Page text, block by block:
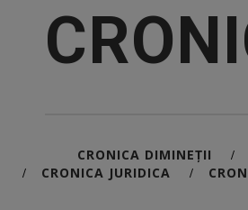
CRONICA DIMINEȚII /
/ CRONICA JURIDICA /